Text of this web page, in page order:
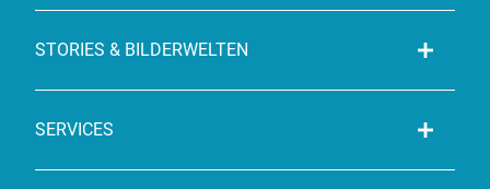
STORIES & BILDERWELTEN
SERVICES